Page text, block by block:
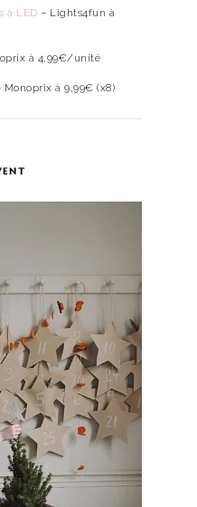
à LED – Lights4fun à
à 4,99€/unité
Monoprix à 9,99€ (x8)